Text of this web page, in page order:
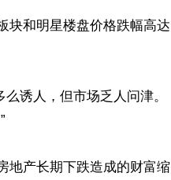
块和明星楼盘价格跌幅高达
诱人，但市场乏人问津。
地产长期下跌造成的财富缩